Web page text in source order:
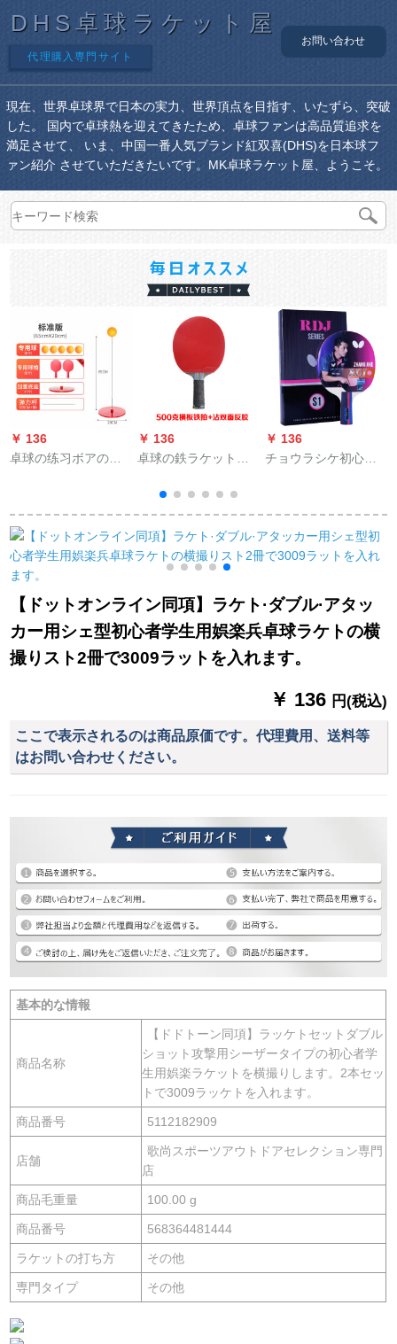
DHS卓球ラケット屋
代理購入専門サイト
お問い合わせ
現在、世界卓球界で日本の実力、世界頂点を目指す、いたずら、突破
した。 国内で卓球熱を迎えてきたため、卓球ファンは高品質追求を
満足させて、 いま、中国一番人気ブランド紅双喜(DHS)を日本球フ
ァン紹介 させていただきたいです。MK卓球ラケット屋、ようこそ。
￥ 136
卓球の练习ボアのト
的に帰ってきてシン
グペーアの娯楽を弾
きます。大人向けの
フィット器具の標準
項(65 cmのソフト軸
*1)にラッケトを持ち
ます。
￥ 136
卓球の鉄ラケットの
て鉄の訓練のラケッ
トの金属をたたいて
シュートします。
￥ 136
チョウラシケ初心者
【ドットオンライン同項】ラケト·ダブル·アタッ
カー用シェ型初心者学生用娯楽兵卓球ラケトの横
撮りスト2冊で3009ラットを入れます。
￥ 136 円(税込)
ここで表示されるのは商品原価です。代理費用、送料等
はお問い合わせください。
基本的な情報
商品名称
【ドドトーン同項】ラッケトセットダブル
ショット攻撃用シーザータイプの初心者学
生用娯楽ラケットを横撮りします。2本セッ
トで3009ラッケトを入れます。
商品番号 5112182909
店舗
歌尚スポーツアウトドアセレクション専門
店
商品毛重量 100.00 g
商品番号 568364481444
ラケットの打ち方 その他
専門タイプ その他